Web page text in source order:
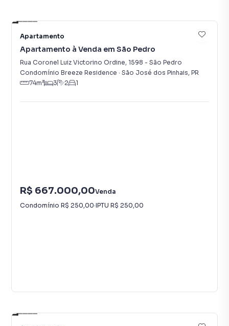
Apartamento
Apartamento à Venda em São Pedro
Rua Coronel Luiz Victorino Ordine, 1598 - São Pedro
Condomínio Breeze Residence · São José dos Pinhais, PR
74m² 3 2 1
R$ 667.000,00Venda
Condomínio R$ 250,00·IPTU R$ 250,00